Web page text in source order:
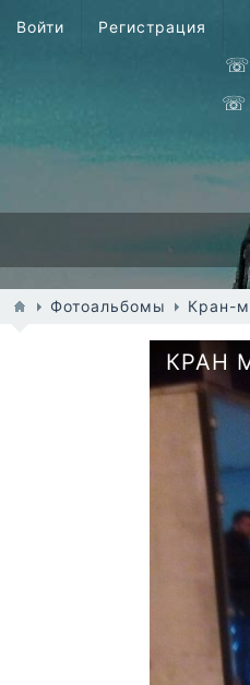
Войти Регистрация
☏
☏
Фотоальбомы Кран-
КРАН